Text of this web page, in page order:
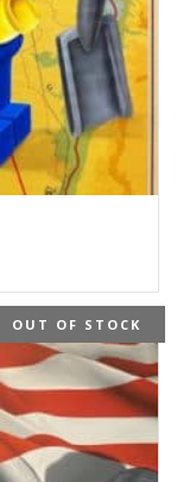
OUT OF STOCK